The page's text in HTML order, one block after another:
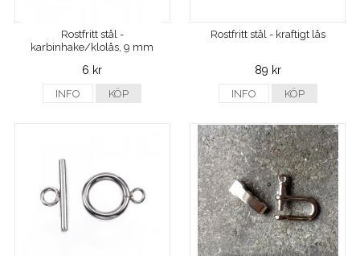
Rostfritt stål -
karbinhake/klolås, 9 mm
6 kr
INFO KÖP
Rostfritt stål - kraftigt lås
89 kr
INFO KÖP